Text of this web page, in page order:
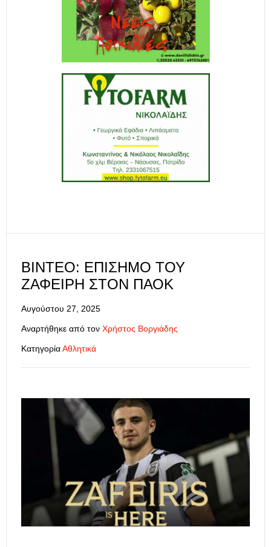
ΒΊΝΤΕΟ: ΕΠΊΣΗΜΟ ΤΟΥ
ΖΑΦΕΊΡΗ ΣΤΟΝ ΠΑΟΚ
Αυγούστου 27, 2025
Αναρτήθηκε από τον Χρήστος Βοργιάδης
ΚατηγορίαΑθλητικά